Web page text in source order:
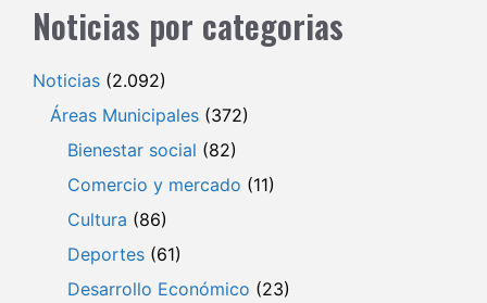
Noticias por categorias
Noticias (2.092)
Áreas Municipales (372)
Bienestar social (82)
Comercio y mercado (11)
Cultura (86)
Deportes (61)
Desarrollo Económico (23)